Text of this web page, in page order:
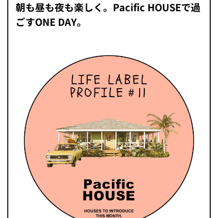
朝も昼も夜も楽しく。Pacific HOUSEで過
ごすONE DAY。